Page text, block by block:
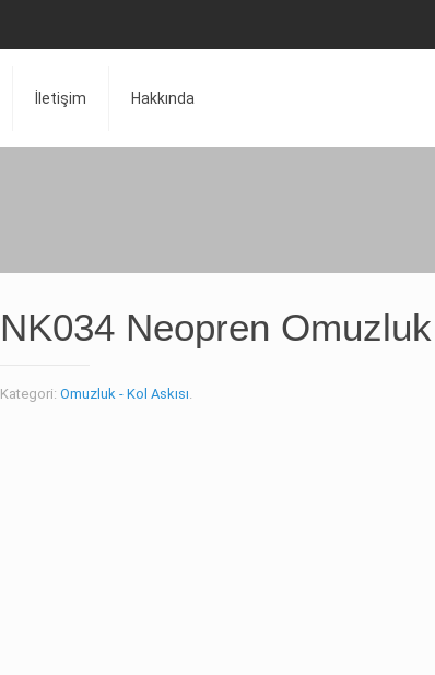
İletişim Hakkında
NK034 Neopren Omuzluk
Kategori: Omuzluk - Kol Askısı.